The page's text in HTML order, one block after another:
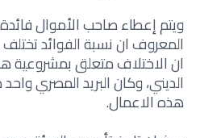
ويتم إعطاء صاحب الأموال
المعروف ان نسبة الفوائد
ان الاختلاف متعلق بمشروعية
الديني، وكان البريد المصري
هذه الاعمال.